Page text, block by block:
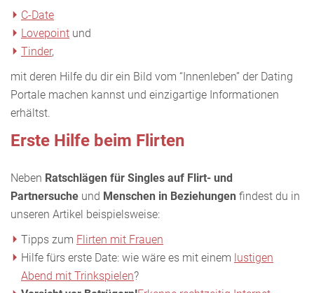
C-Date
Lovepoint und
Tinder,
mit deren Hilfe du dir ein Bild vom “Innenleben” der Dating
Portale machen kannst und einzigartige Informationen
erhältst.
Erste Hilfe beim Flirten
Neben Ratschlägen für Singles auf Flirt- und
Partnersuche und Menschen in Beziehungen findest du in
unseren Artikel beispielsweise:
Tipps zum Flirten mit Frauen
Hilfe fürs erste Date: wie wäre es mit einem lustigen
Abend mit Trinkspielen?